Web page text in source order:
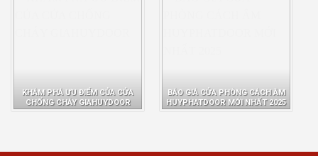
KHÁM PHÁ ƯU ĐIỂM CỦA CỬA
CHỐNG CHÁY GIAHUYDOOR
BÁO GIÁ CỬA PHÒNG CÁCH ÂM
HUYPHATDOOR MỚI NHẤT 2025